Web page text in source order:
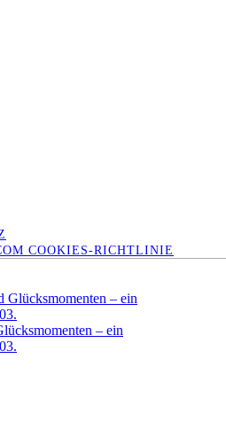
COOKIES-RICHTLINIE
– ein